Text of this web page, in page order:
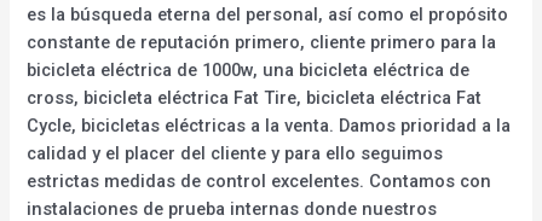
es la búsqueda eterna del personal, así como el propósito
constante de reputación primero, cliente primero para la
bicicleta eléctrica de 1000w, una bicicleta eléctrica de
cross, bicicleta eléctrica Fat Tire, bicicleta eléctrica Fat
Cycle, bicicletas eléctricas a la venta. Damos prioridad a la
calidad y el placer del cliente y para ello seguimos
estrictas medidas de control excelentes. Contamos con
instalaciones de prueba internas donde nuestros